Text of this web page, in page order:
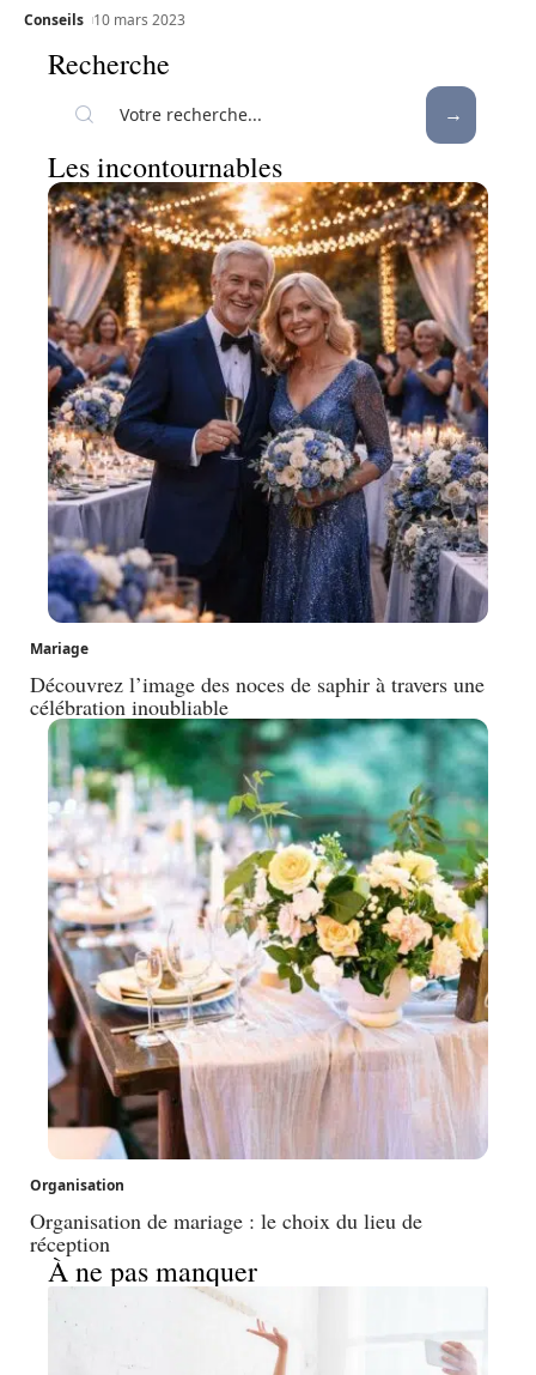
Conseils 10 mars 2023
Recherche
Les incontournables
Mariage
Découvrez l’image des noces de saphir à travers une
célébration inoubliable
Organisation
Organisation de mariage : le choix du lieu de
réception
À ne pas manquer